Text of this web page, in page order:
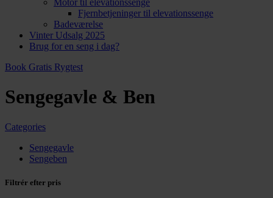
Motor til elevationssenge
Fjernbetjeninger til elevationssenge
Badeværelse
Vinter Udsalg 2025
Brug for en seng i dag?
Book Gratis Rygtest
Sengegavle & Ben
Categories
Sengegavle
Sengeben
Filtrér efter pris